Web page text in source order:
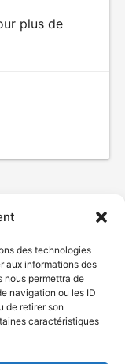
des technologies
aux informations des
nous permettra de
navigation ou les ID
de retirer son
caractéristiques
plus de